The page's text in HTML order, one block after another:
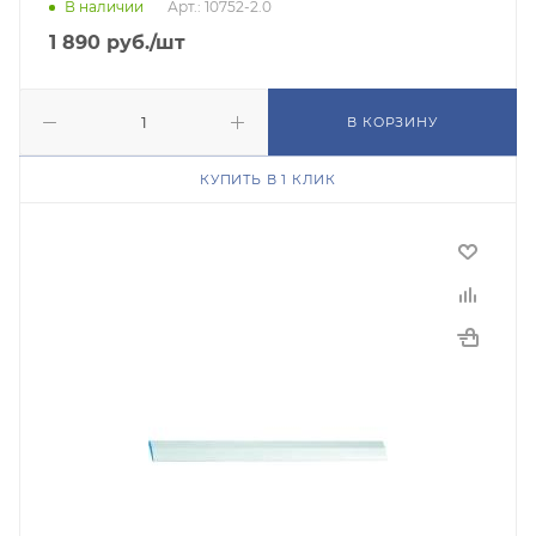
В наличии Арт.: 10752-2.0
1 890 руб./шт
В КОРЗИНУ
КУПИТЬ В 1 КЛИК